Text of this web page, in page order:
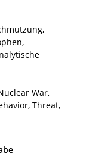
War,
Threat,